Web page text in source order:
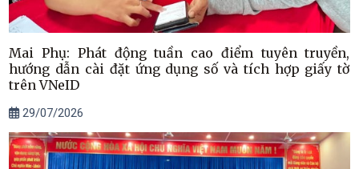
Mai Phụ: Phát động tuần cao điểm tuyên truyền,
hướng dẫn cài đặt ứng dụng số và tích hợp giấy tờ
trên VNeID
29/07/2026